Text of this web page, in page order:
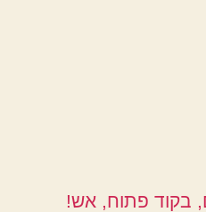
בקוד פתוח, אש!